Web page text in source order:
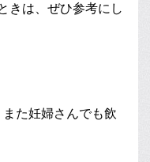
きは、ぜひ参考にし
た妊婦さんでも飲